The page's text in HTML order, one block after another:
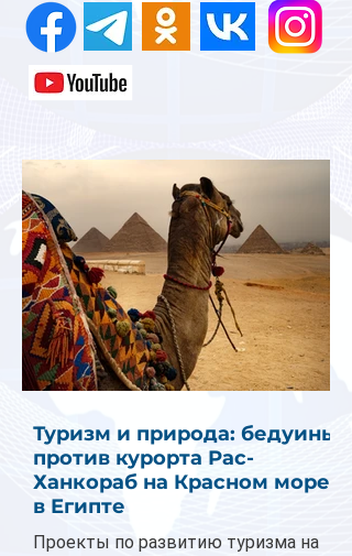
Туризм и природа: бедуины
против курорта Рас-
Ханкораб на Красном море
в Египте
Проекты по развитию туризма на